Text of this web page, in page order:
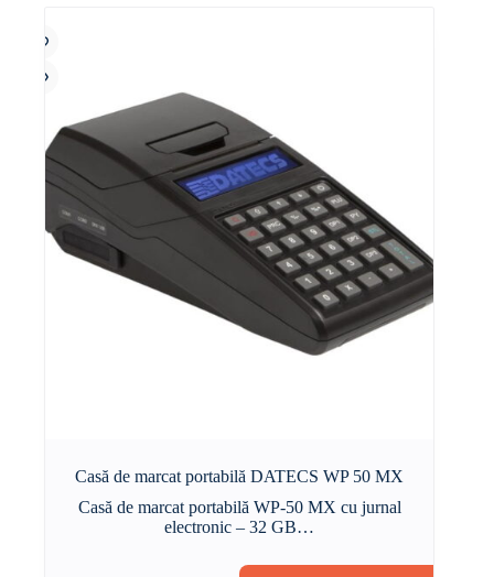
Casă de marcat portabilă DATECS WP 50 MX
Casă de marcat portabilă WP-50 MX cu jurnal
electronic – 32 GB…